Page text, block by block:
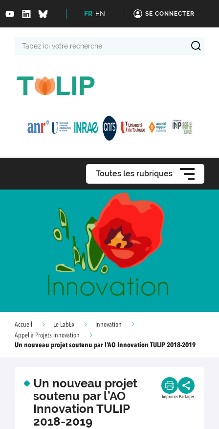
FR EN SE CONNECTER
Toutes les rubriques
Accueil Le LabEx
Innovation
Appel à Projets Innovation
Un nouveau projet soutenu par l’AO Innovation TULIP 2018-2019
Un nouveau projet
soutenu par l’AO
Innovation TULIP
2018-2019
Imprimer Partager